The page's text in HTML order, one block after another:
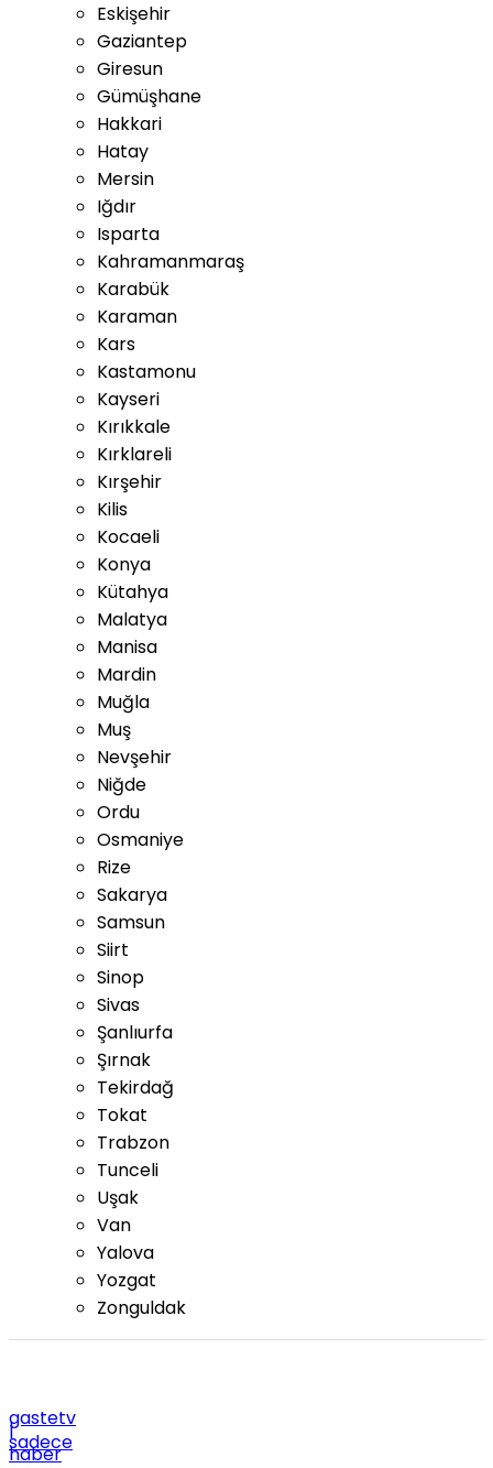
Eskişehir
Gaziantep
Giresun
Gümüşhane
Hakkari
Hatay
Mersin
Iğdır
Isparta
Kahramanmaraş
Karabük
Karaman
Kars
Kastamonu
Kayseri
Kırıkkale
Kırklareli
Kırşehir
Kilis
Kocaeli
Konya
Kütahya
Malatya
Manisa
Mardin
Muğla
Muş
Nevşehir
Niğde
Ordu
Osmaniye
Rize
Sakarya
Samsun
Siirt
Sinop
Sivas
Şanlıurfa
Şırnak
Tekirdağ
Tokat
Trabzon
Tunceli
Uşak
Van
Yalova
Yozgat
Zonguldak
gastetv
|
sadece
haber